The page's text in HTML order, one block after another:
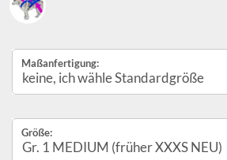
Maßanfertigung:
Größe: